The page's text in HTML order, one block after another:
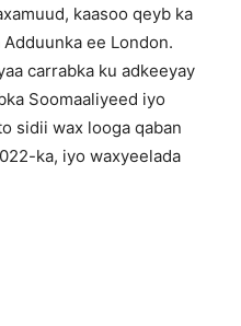
kaasoo qeyb ka
ee London.
carrabka ku adkeeyay
Soomaaliyeed iyo
sidii wax looga qaban
ka, iyo waxyeelada